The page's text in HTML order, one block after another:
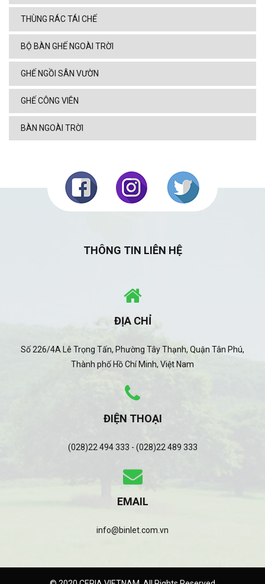
THÙNG RÁC TÁI CHẾ
BỘ BÀN GHẾ NGOÀI TRỜI
GHẾ NGỒI SÂN VƯỜN
GHẾ CÔNG VIÊN
BÀN NGOÀI TRỜI
THÔNG TIN LIÊN HỆ
ĐỊA CHỈ
Số 226/4A Lê Trọng Tấn, Phường Tây Thạnh, Quận Tân Phú,
Thành phố Hồ Chí Minh, Việt Nam
ĐIỆN THOẠI
(028)22 494 333 - (028)22 489 333
EMAIL
info@binlet.com.vn